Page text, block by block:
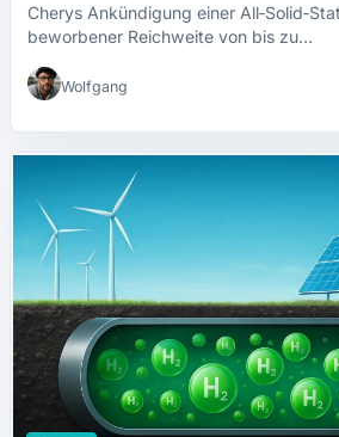
Cherys Ankündigung einer
beworbener Reichweite von bis zu…
Wolfgang